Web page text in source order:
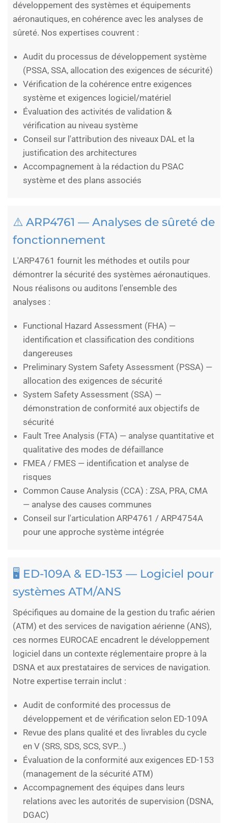
développement des systèmes et équipements
aéronautiques, en cohérence avec les analyses de
sûreté. Nos expertises couvrent :
Audit du processus de développement système
(PSSA, SSA, allocation des exigences de sécurité)
Vérification de la cohérence entre exigences
système et exigences logiciel/matériel
Évaluation des activités de validation &
vérification au niveau système
Conseil sur l'attribution des niveaux DAL et la
justification des architectures
Accompagnement à la rédaction du PSAC
système et des plans associés
⚠️ ARP4761 — Analyses de sûreté de
fonctionnement
L'ARP4761 fournit les méthodes et outils pour
démontrer la sécurité des systèmes aéronautiques.
Nous réalisons ou auditons l'ensemble des
analyses :
Functional Hazard Assessment (FHA) —
identification et classification des conditions
dangereuses
Preliminary System Safety Assessment (PSSA) —
allocation des exigences de sécurité
System Safety Assessment (SSA) —
démonstration de conformité aux objectifs de
sécurité
Fault Tree Analysis (FTA) — analyse quantitative et
qualitative des modes de défaillance
FMEA / FMES — identification et analyse de
risques
Common Cause Analysis (CCA) : ZSA, PRA, CMA
— analyse des causes communes
Conseil sur l'articulation ARP4761 / ARP4754A
pour une approche système intégrée
🖥️ ED-109A & ED-153 — Logiciel pour
systèmes ATM/ANS
Spécifiques au domaine de la gestion du trafic aérien
(ATM) et des services de navigation aérienne (ANS),
ces normes EUROCAE encadrent le développement
logiciel dans un contexte réglementaire propre à la
DSNA et aux prestataires de services de navigation.
Notre expertise terrain inclut :
Audit de conformité des processus de
développement et de vérification selon ED-109A
Revue des plans qualité et des livrables du cycle
en V (SRS, SDS, SCS, SVP...)
Évaluation de la conformité aux exigences ED-153
(management de la sécurité ATM)
Accompagnement des équipes dans leurs
relations avec les autorités de supervision (DSNA,
DGAC)